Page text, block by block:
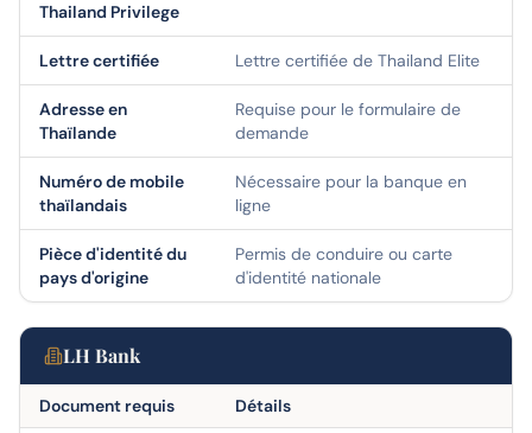
Thailand Privilege
Lettre certifiée Lettre certifiée de Thailand Elite
Adresse en
Thaïlande
Requise pour le formulaire de
demande
Numéro de mobile
thaïlandais
Nécessaire pour la banque en
ligne
Pièce d'identité du
pays d'origine
Permis de conduire ou carte
d'identité nationale
LH Bank
Document requis Détails